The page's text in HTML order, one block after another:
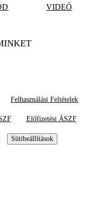
VIDEÓ
Felhasználási Feltételek
Előfizetési ÁSZF
Sütibeállítások